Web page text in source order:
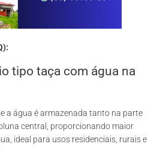
tipo taça com água na
a água é armazenada tanto na parte
central, proporcionando maior
ideal para usos residenciais, rurais e